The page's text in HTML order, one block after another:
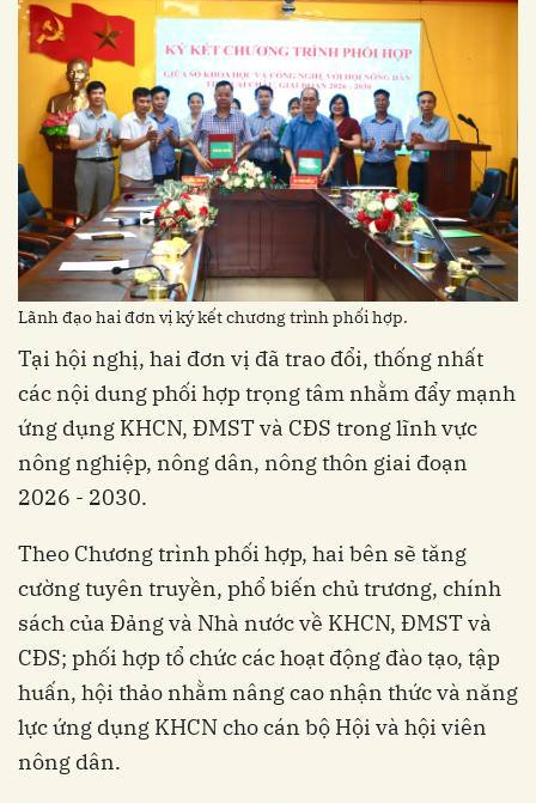
Lãnh đạo hai đơn vị ký kết chương trình phối hợp.
Tại hội nghị, hai đơn vị đã trao đổi, thống nhất
các nội dung phối hợp trọng tâm nhằm đẩy mạnh
ứng dụng KHCN, ĐMST và CĐS trong lĩnh vực
nông nghiệp, nông dân, nông thôn giai đoạn
2026 - 2030.
Theo Chương trình phối hợp, hai bên sẽ tăng
cường tuyên truyền, phổ biến chủ trương, chính
sách của Đảng và Nhà nước về KHCN, ĐMST và
CĐS; phối hợp tổ chức các hoạt động đào tạo, tập
huấn, hội thảo nhằm nâng cao nhận thức và năng
lực ứng dụng KHCN cho cán bộ Hội và hội viên
nông dân.